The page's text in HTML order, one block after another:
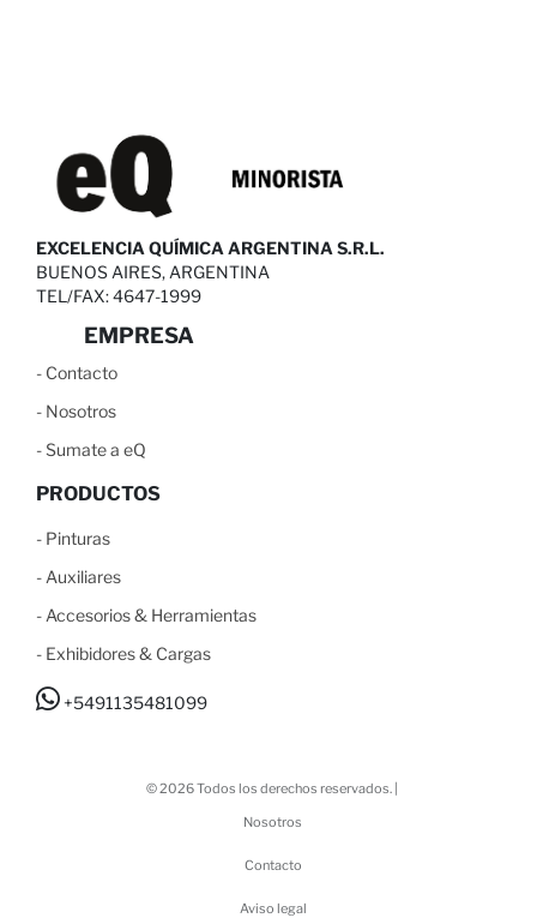
EXCELENCIA QUÍMICA ARGENTINA S.R.L.
BUENOS AIRES, ARGENTINA
TEL/FAX: 4647-1999
EMPRESA
- Contacto
- Nosotros
-Sumate a eQ
PRODUCTOS
- Pinturas
- Auxiliares
- Accesorios & Herramientas
- Exhibidores & Cargas
+5491135481099
© 2026 Todos los derechos reservados. |
Nosotros
Contacto
Aviso legal